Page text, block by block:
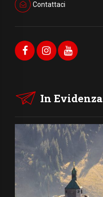
Contattaci
In Evidenza